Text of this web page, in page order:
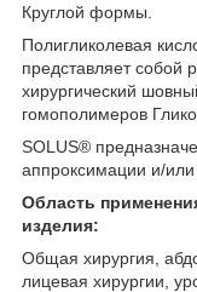
Круглой формы.
Полигликолевая
представляет собой
хирургический
гомополимеров
SOLUS®
аппроксимации и/или
Область
изделия:
Общая хирургия,
лицевая хирургии,